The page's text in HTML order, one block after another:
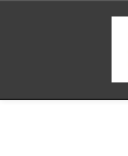
navigation